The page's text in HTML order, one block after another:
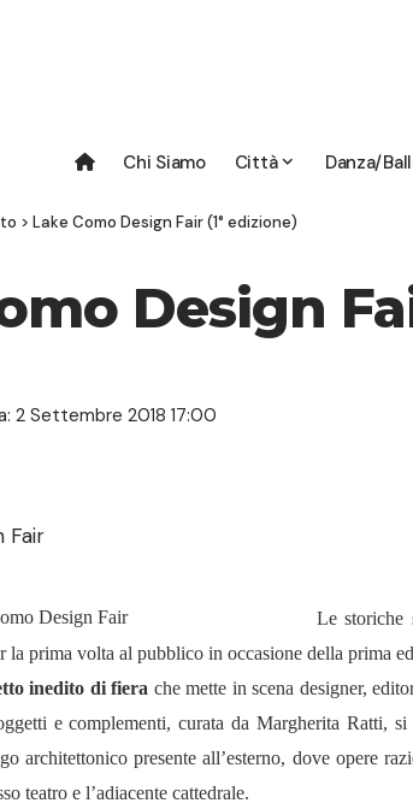
Chi Siamo Città Danza/
> Lake Como Design Fair (1° edizione)
Design
2 Settembre 2018 17:00
Le storiche
la prima volta al pubblico in occasione della prima
inedito di fiera che mette in scena designer,
e complementi, curata da Margherita Ratti,
architettonico presente all’esterno, dove opere
teatro e l’adiacente cattedrale.